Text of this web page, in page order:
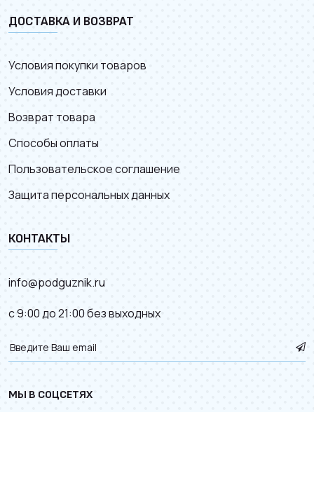
ДОСТАВКА И ВОЗВРАТ
Условия покупки товаров
Условия доставки
Возврат товара
Способы оплаты
Пользовательское соглашение
Защита персональных данных
КОНТАКТЫ
info@podguznik.ru
с 9:00 до 21:00 без выходных
МЫ В СОЦСЕТЯХ